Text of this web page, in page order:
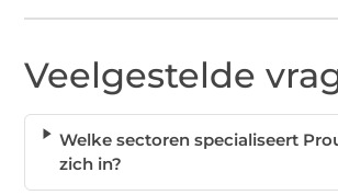
Veelgestelde
Welke sectoren specialiseert
zich in?